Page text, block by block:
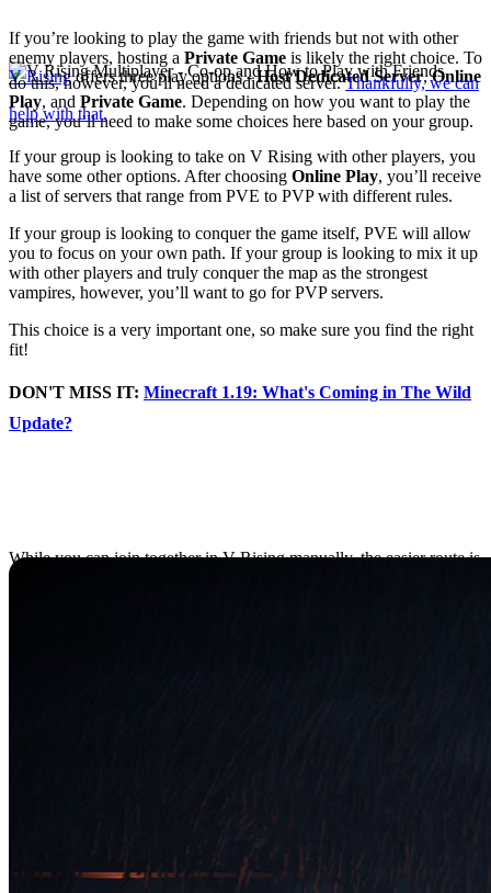
Friends
V Risingoffers three play options -Host Dedicated Server,Online
Play, and Private Game. Depending on how you want to play the
game, you’ll need to make some choices here based on your group.
If you’re looking to play the game with friends but not with other
enemy players, hosting a Private Game is likely the right choice. To
do this, however, you’ll need a dedicated server.Thankfully, we can
help with that.
If your group is looking to take on V Rising with other players, you
have some other options. After choosing Online Play, you’ll receive
a list of servers that range from PVE to PVP with different rules.
If your group is looking to conquer the game itself, PVE will allow
you to focus on your own path. If your group is looking to mix it up
with other players and truly conquer the map as the strongest
vampires, however, you’ll want to go for PVP servers.
This choice is a very important one, so make sure you find the right
fit!
DON'T MISS IT: Minecraft 1.19: What's Coming in The Wild
Update?
While you can join together in V Rising manually, the easier route is
to simply create a Clan. To create a V Rising Clan, you can open the